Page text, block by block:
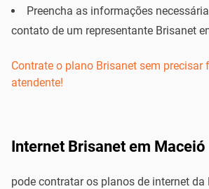
Preencha as informações
contato de um representante Brisanet
Contrate o plano Brisanet sem precisar
atendente!
Internet Brisanet em Maceió
pode contratar os planos de internet da